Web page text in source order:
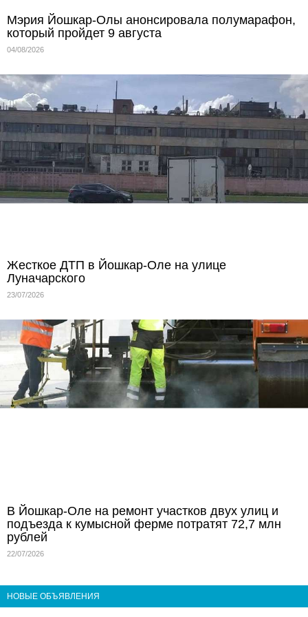
Мэрия Йошкар-Олы анонсировала полумарафон,
который пройдет 9 августа
04/08/2026
Жесткое ДТП в Йошкар-Оле на улице
Луначарского
23/07/2026
В Йошкар-Оле на ремонт участков двух улиц и
подъезда к кумысной ферме потратят 72,7 млн
рублей
22/07/2026
НОВЫЕ ОБЪЯВЛЕНИЯ